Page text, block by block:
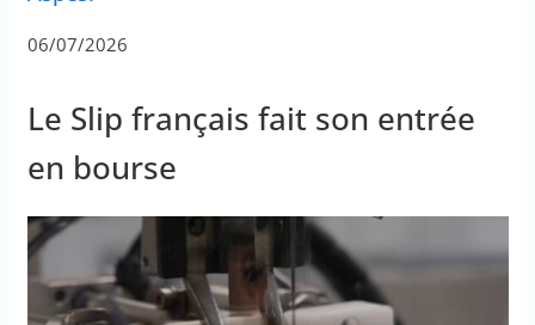
06/07/2026
Le Slip français fait son entrée
en bourse